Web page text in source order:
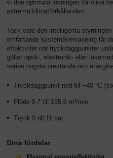
vi den optimala lösningen för olika
extrema klimatförhållanden.
Tack vare den intelligenta
omfattande systemövervakning får
effektivitet när tryckdaggpunkter
gäller optik-, elektronik- eller
serien högsta prestanda och
Tryckdaggpunkt ned till −40 °C
Flöde 9,7 till 155,8 m³/min
Tryck 5 till 11 bar
Dina fördelar